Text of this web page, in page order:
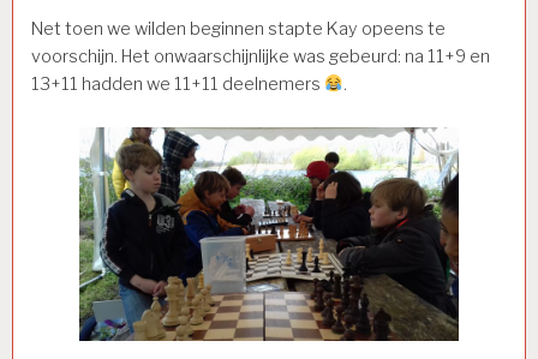
Net toen we wilden beginnen stapte Kay opeens te
voorschijn. Het onwaarschijnlijke was gebeurd: na 11+9 en
13+11 hadden we 11+11 deelnemers
.